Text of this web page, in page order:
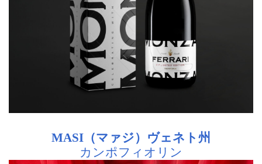
MASI（マァジ）ヴェネト州
カンポフィオリン